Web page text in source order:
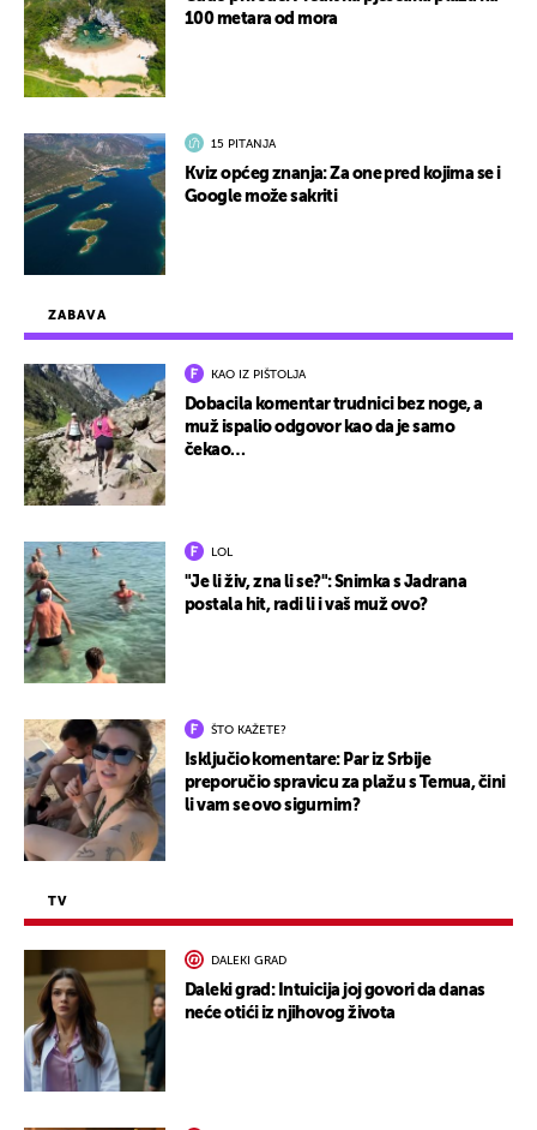
ZABAVA
KAO IZ PIŠTOLJA
Dobacila komentar trudnici bez noge, a
muž ispalio odgovor kao da je samo
čekao…
LOL
"Je li živ, zna li se?": Snimka s Jadrana
postala hit, radi li i vaš muž ovo?
ŠTO KAŽETE?
Isključio komentare: Par iz Srbije
preporučio spravicu za plažu s Temua, čini
li vam se ovo sigurnim?
TV
DALEKI GRAD
Daleki grad: Intuicija joj govori da danas
neće otići iz njihovog života
100 metara od mora
15 PITANJA
Kviz općeg znanja: Za one pred kojima se i
Google može sakriti